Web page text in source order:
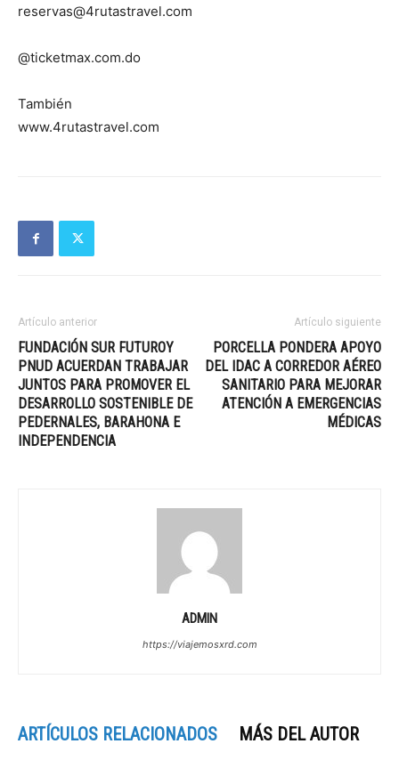
reservas@4rutastravel.com
@ticketmax.com.do
También
www.4rutastravel.com
Artículo anterior
FUNDACIÓN SUR FUTUROY
PNUD ACUERDAN TRABAJAR
JUNTOS PARA PROMOVER EL
DESARROLLO SOSTENIBLE DE
PEDERNALES, BARAHONA E
INDEPENDENCIA
Artículo siguiente
PORCELLA PONDERA APOYO
DEL IDAC A CORREDOR AÉREO
SANITARIO PARA MEJORAR
ATENCIÓN A EMERGENCIAS
MÉDICAS
ADMIN
https://viajemosxrd.com
ARTÍCULOS RELACIONADOS MÁS DEL AUTOR